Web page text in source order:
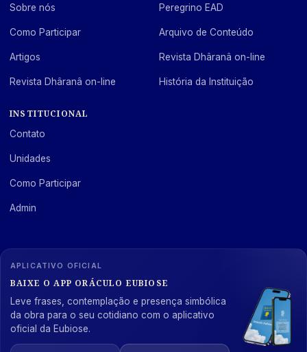
Sobre nós
Como Participar
Artigos
Revista Dhâranâ on-line
Peregrino EAD
Arquivo de Conteúdo
Revista Dhâranâ on-line
História da Instituição
INSTITUCIONAL
Contato
Unidades
Como Participar
Admin
APLICATIVO OFICIAL
BAIXE O APP ORÁCULO EUBIOSE
Leve frases, contemplação e presença simbólica
da obra para o seu cotidiano com o aplicativo
oficial da Eubiose.